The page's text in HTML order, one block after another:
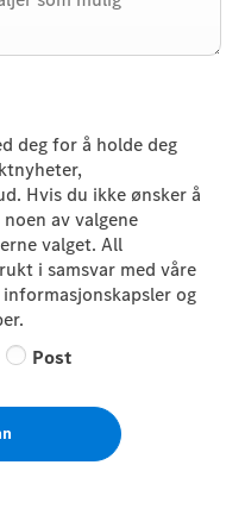
deg for å holde deg
Hvis du ikke ønsker å
av valgene
valget. All
i samsvar med våre
og
Post